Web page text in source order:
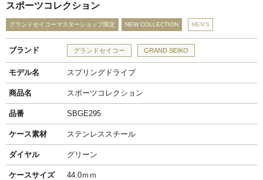
スポーツコレクション
グランドセイコーマスターショップ限定 NEW COLLECTION MEN'S
ブランド グランドセイコー GRAND SEIKO
モデル名 スプリングドライブ
商品名 スポーツコレクション
品番 SBGE295
ケース素材 ステンレススチール
ダイヤル グリーン
ケースサイズ 44.0ｍｍ